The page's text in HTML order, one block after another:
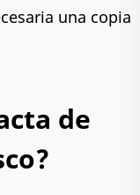
una copia
de